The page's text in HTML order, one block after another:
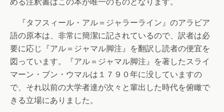
『タフスィール・アル＝ジャラーライン』のアラビア
語の原本は、非常に簡潔に記されているので、訳者は必
要に応じ『アル＝ジャマル脚注』を翻訳し読者の便宜を
図っています。『アル＝ジャマル脚注』を著したスライ
マーン・ブン・ウマルは１７９０年に没していますの
で、それ以前の大学者達が次々と輩出した時代を俯瞰で
きる立場にありました。